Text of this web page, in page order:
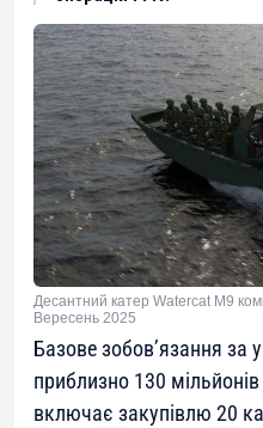
Десантний катер Watercat M9
Вересень 2025
Базове зобов’язання за
приблизно 130
включає закупівлю 20